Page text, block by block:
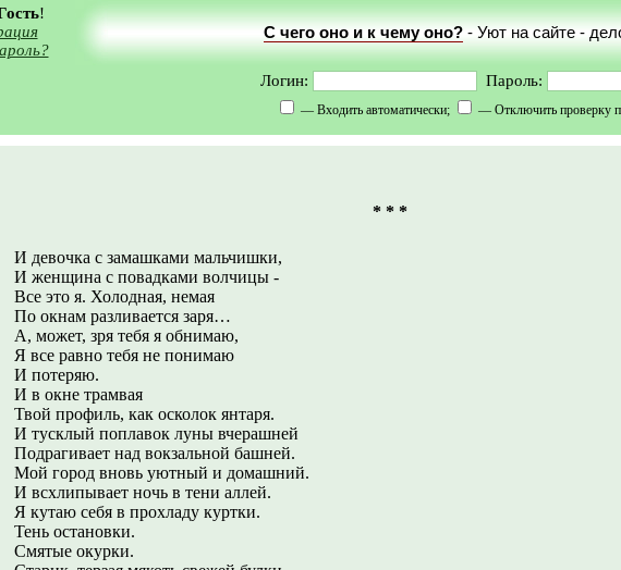
!
С чего оно и к чему оно?- Уют на сайте -
Логин: Пароль:
— Входить автоматически; — Отключить проверку
* * *
И девочка с замашками мальчишки,
И женщина с повадками волчицы -
Все это я. Холодная, немая
По окнам разливается заря…
А, может, зря тебя я обнимаю,
Я все равно тебя не понимаю
И потеряю.
И в окне трамвая
Твой профиль, как осколок янтаря.
И тусклый поплавок луны вчерашней
Подрагивает над вокзальной башней.
Мой город вновь уютный и домашний.
И всхлипывает ночь в тени аллей.
Я кутаю себя в прохладу куртки.
Тень остановки.
Смятые окурки.